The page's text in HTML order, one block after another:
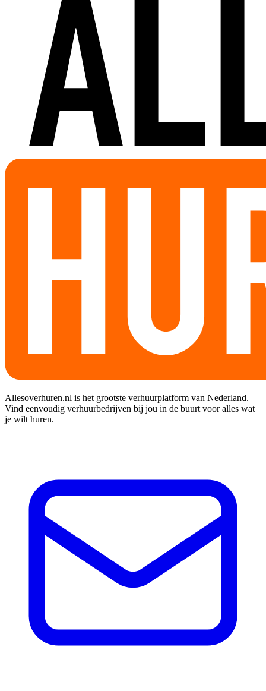
Allesoverhuren.nl is het grootste verhuurplatform van Nederland.
Vind eenvoudig verhuurbedrijven bij jou in de buurt voor alles wat
je wilt huren.